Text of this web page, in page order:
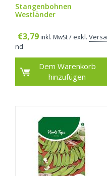
Stangenbohnen
Westländer
€3,79 inkl. MwSt/ exkl. Versa
nd
Dem Warenkorb
hinzufügen